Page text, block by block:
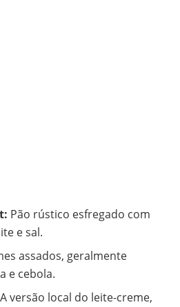
Pão rústico esfregado com
e sal.
assados, geralmente
e cebola.
A versão local do leite-creme,